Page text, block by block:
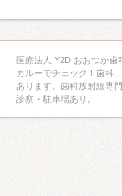
医療法人 Y2D おおつか
カルーでチェック！歯科
あります。歯科放射線専
診察・駐車場あり。